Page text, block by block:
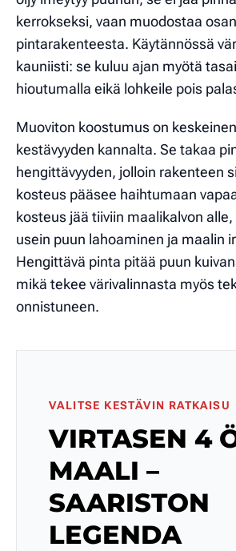
kerrokseksi, vaan muodostaa
pintarakenteesta. Käytännössä
kauniisti: se kuluu ajan myötä
hioutumalla eikä lohkeile pois
Muoviton koostumus on
kestävyyden kannalta. Se takaa
hengittävyyden, jolloin rakenteen
kosteus pääsee haihtumaan
kosteus jää tiiviin maalikalvon
usein puun lahoaminen ja maalin
Hengittävä pinta pitää puun
mikä tekee värivalinnasta myös
onnistuneen.
VALITSE KESTÄVIN RATKAISU
VIRTASEN 4
MAALI –
SAARISTON
LEGENDA